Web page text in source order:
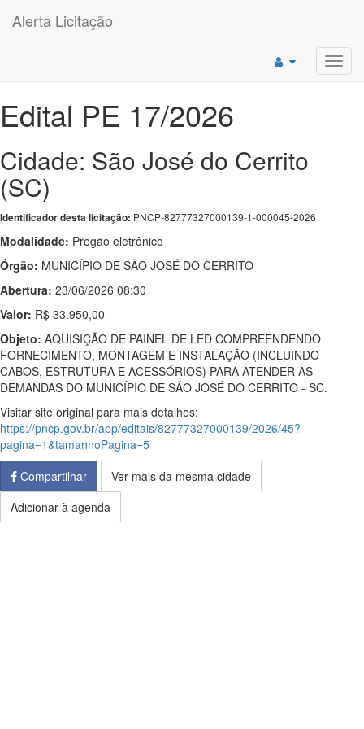
Alerta Licitação
Edital PE 17/2026
Cidade: São José do Cerrito
(SC)
Identificador desta licitação: PNCP-82777327000139-1-000045-2026
Modalidade: Pregão eletrônico
Órgão: MUNICÍPIO DE SÃO JOSÉ DO CERRITO
Abertura: 23/06/2026 08:30
Valor: R$ 33.950,00
Objeto: AQUISIÇÃO DE PAINEL DE LED COMPREENDENDO
FORNECIMENTO, MONTAGEM E INSTALAÇÃO (INCLUINDO
CABOS, ESTRUTURA E ACESSÓRIOS) PARA ATENDER AS
DEMANDAS DO MUNICÍPIO DE SÃO JOSÉ DO CERRITO - SC.
Visitar site original para mais detalhes:
https://pncp.gov.br/app/editais/82777327000139/2026/45?
pagina=1&tamanhoPagina=5
Compartilhar
Ver mais da mesma cidade
Adicionar à agenda